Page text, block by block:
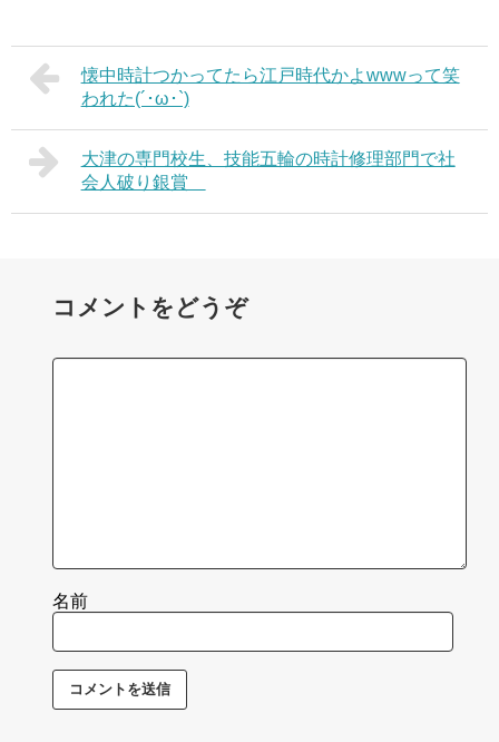
懐中時計つかってたら江戸時代かよwwwって笑
われた(´･ω･`)
大津の専門校生、技能五輪の時計修理部門で社
会人破り銀賞
コメントをどうぞ
名前